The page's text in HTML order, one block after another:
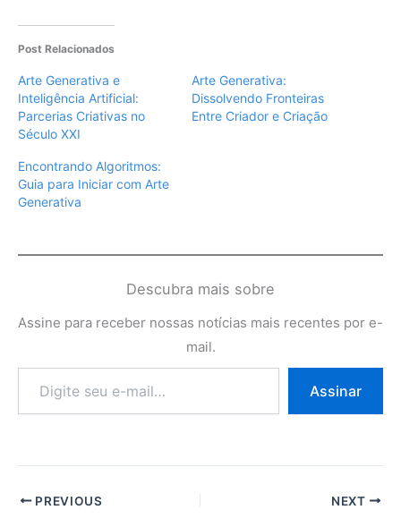
Post Relacionados
Arte Generativa e
Inteligência Artificial:
Parcerias Criativas no
Século XXI
Arte Generativa:
Dissolvendo Fronteiras
Entre Criador e Criação
Encontrando Algoritmos:
Guia para Iniciar com Arte
Generativa
Descubra mais sobre
Assine para receber nossas notícias mais recentes por e-
mail.
e-
Assinar
PREVIOUS NEXT